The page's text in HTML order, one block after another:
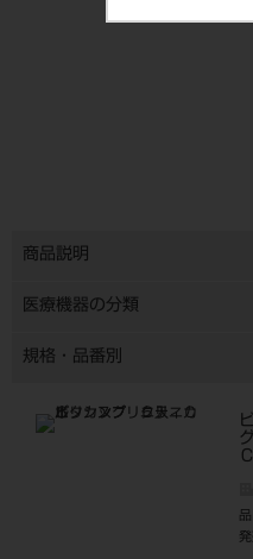
商品説明
医療機器の分類
規格・品番別